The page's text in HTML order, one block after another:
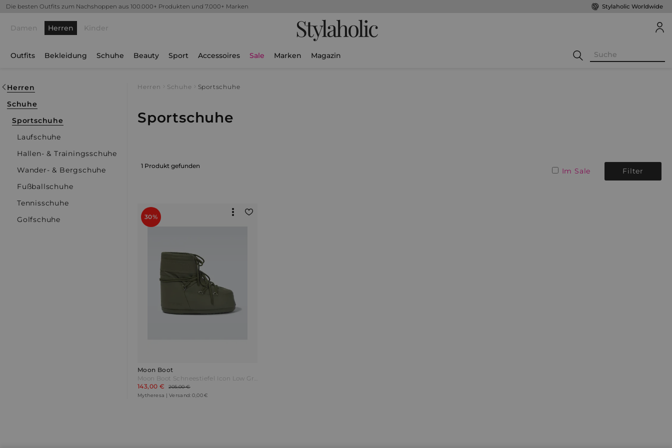
Die besten Outfits zum Nachshoppen aus 100.000+ Produkten und 7.000+ Marken Stylaholic Worldwide
Damen Herren Kinder Stylaholic
Outfits Bekleidung Schuhe Beauty Sport Accessoires Sale Marken Magazin
Herren
Schuhe
Sportschuhe
Laufschuhe
Hallen- & Trainingsschuhe
Wander- & Bergschuhe
Fußballschuhe
Tennisschuhe
Golfschuhe
Herren Schuhe Sportschuhe
Sportschuhe
1 Produkt gefunden
Im Sale Filter
30%
Moon Boot
Moon Boot Schneestiefel Icon Low Grün
143,00 €
205,00 €
Mytheresa | Versand: 0,00 €